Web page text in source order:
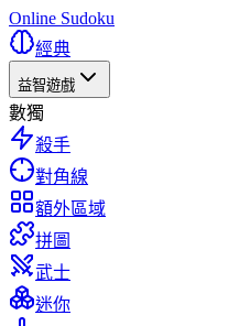
Online Sudoku
經典
益智遊戲
數獨
殺手
對角線
額外區域
拼圖
武士
迷你